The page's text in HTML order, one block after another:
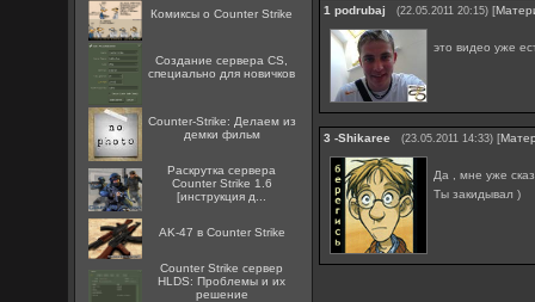
Комиксы о Counter Strike
Создание сервера CS,
специально для новичков
Counter-Strike: Делаем из
демки фильм
Раскрутка сервера
Counter Strike 1.6
[инструкция д...
AK-47 в Counter Strike
Counter Strike сервер
HLDS: Проблемы и их
решение
1 podrubaj (22.05.2011 20:15) [
это видео уже
3 -Shikaree (23.05.2011 14:33) [
Да , мне уже
Ты закидывал )